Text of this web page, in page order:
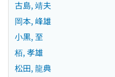
古島, 靖夫
岡本, 峰雄
小黒, 至
栢, 孝雄
松田, 龍典